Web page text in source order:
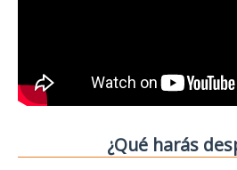
¿Qué harás